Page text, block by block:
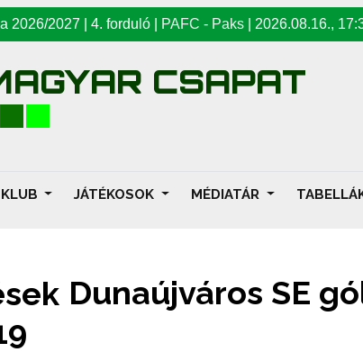
2026/2027 | 4. forduló | PAFC - Paks 2026.08.16.,
CSAPAT
KLUB JÁTÉKOSOK MÉDIATÁR
Dunaújváros SE